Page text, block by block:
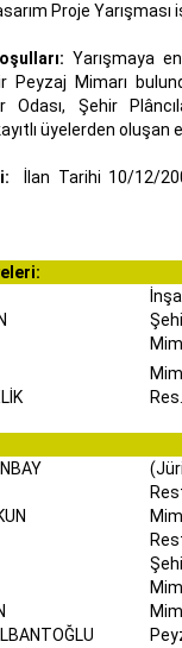
Proje Yarışması
Yarışmaya
Peyzaj Mimarı
Odası, Şehir
üyelerden oluşan
İlan Tarihi 10/12/